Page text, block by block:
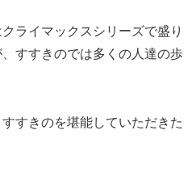
ライマックスシリーズで盛り
、すすきのでは多くの人達の歩
すきのを堪能していただきた